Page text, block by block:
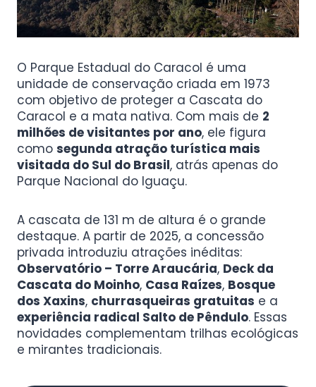
O Parque Estadual do Caracol é uma
unidade de conservação criada em 1973
com objetivo de proteger a Cascata do
Caracol e a mata nativa. Com mais de 2
milhões de visitantes por ano, ele figura
como segunda atração turística mais
visitada do Sul do Brasil, atrás apenas do
Parque Nacional do Iguaçu.
A cascata de 131 m de altura é o grande
destaque. A partir de 2025, a concessão
privada introduziu atrações inéditas:
Observatório – Torre Araucária, Deck da
Cascata do Moinho, Casa Raízes, Bosque
dos Xaxins, churrasqueiras gratuitas e a
experiência radical Salto de Pêndulo. Essas
novidades complementam trilhas ecológicas
e mirantes tradicionais.